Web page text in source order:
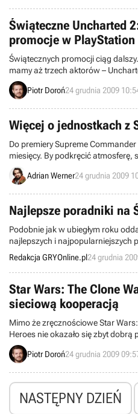
Świąteczne Uncharted
promocje w PlayStation
Świątecznych promocji ciąg
mamy aż trzech aktorów –
Computer Entertainment oraz
Piotr Doroń24 grudnia 2009
Więcej o jednostkach z
Do premiery Supreme
miesięcy. By podkręcić atmosferę,
podzieliło się z fanami
eksperymentalnych, którymi
Adrian Werner24 grudnia 2009
Najlepsze poradniki na
Podobnie jak w ubiegłym roku
najlepszych i najpopularniejszych
opublikowaliśmy w ostatnich
Redakcja GRYOnline.pl24 grudnia
Star Wars: The Clone
sieciową kooperacją
Mimo że zręcznościowe Star
Heroes nie okazało się zbyt
Krome Studios nie mają zamiaru
dowiedzieliśmy się, że gra w
Piotr Doroń24 grudnia 2009
NASTĘPNY DZIEŃ